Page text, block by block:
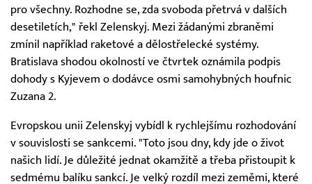
pro všechny. Rozhodne se, zda svoboda přetrvá v dalších
desetiletích," řekl Zelenskyj. Mezi žádanými zbraněmi
zmínil například raketové a dělostřelecké systémy.
Bratislava shodou okolností ve čtvrtek oznámila podpis
dohody s Kyjevem o dodávce osmi samohybných houfnic
Zuzana 2.
Evropskou unii Zelenskyj vybídl k rychlejšímu rozhodování
v souvislosti se sankcemi. "Toto jsou dny, kdy jde o život
našich lidí. Je důležité jednat okamžitě a třeba přistoupit k
sedmému balíku sankcí. Je velký rozdíl mezi zeměmi, které